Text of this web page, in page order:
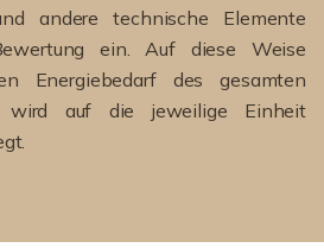
andere technische Elemente
ein. Auf diese Weise
Energiebedarf des gesamten
wird auf die jeweilige Einheit